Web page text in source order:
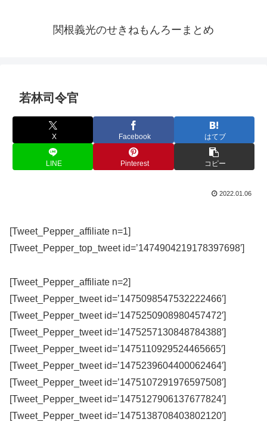
関根義光のせきねもんろーまとめ
若林司令官
X Facebook はてブ
LINE Pinterest コピー
2022.01.06
[Tweet_Pepper_affiliate n=1]
[Tweet_Pepper_top_tweet id=’1474904219178397698′]
[Tweet_Pepper_affiliate n=2]
[Tweet_Pepper_tweet id=’1475098547532222466′]
[Tweet_Pepper_tweet id=’1475250908980457472′]
[Tweet_Pepper_tweet id=’1475257130848784388′]
[Tweet_Pepper_tweet id=’1475110929524465665′]
[Tweet_Pepper_tweet id=’1475239604400062464′]
[Tweet_Pepper_tweet id=’1475107291976597508′]
[Tweet_Pepper_tweet id=’1475127906137677824′]
[Tweet_Pepper_tweet id=’1475138708403802120′]